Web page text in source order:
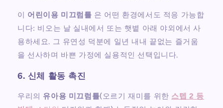
이 어린이용 미끄럼틀 은 어떤 환경에서도 적응 가능합
니다: 비오는 날 실내에서 또는 햇볕 아래 야외에서 사
용하세요. 그 유연성 덕분에 일년 내내 끝없는 즐거움
을 선사하며 바쁜 가정에 실용적인 선택입니다.
6. 신체 활동 촉진
우리의 유아용 미끄럼틀(오르기 재미를 위한 스텝 2 등